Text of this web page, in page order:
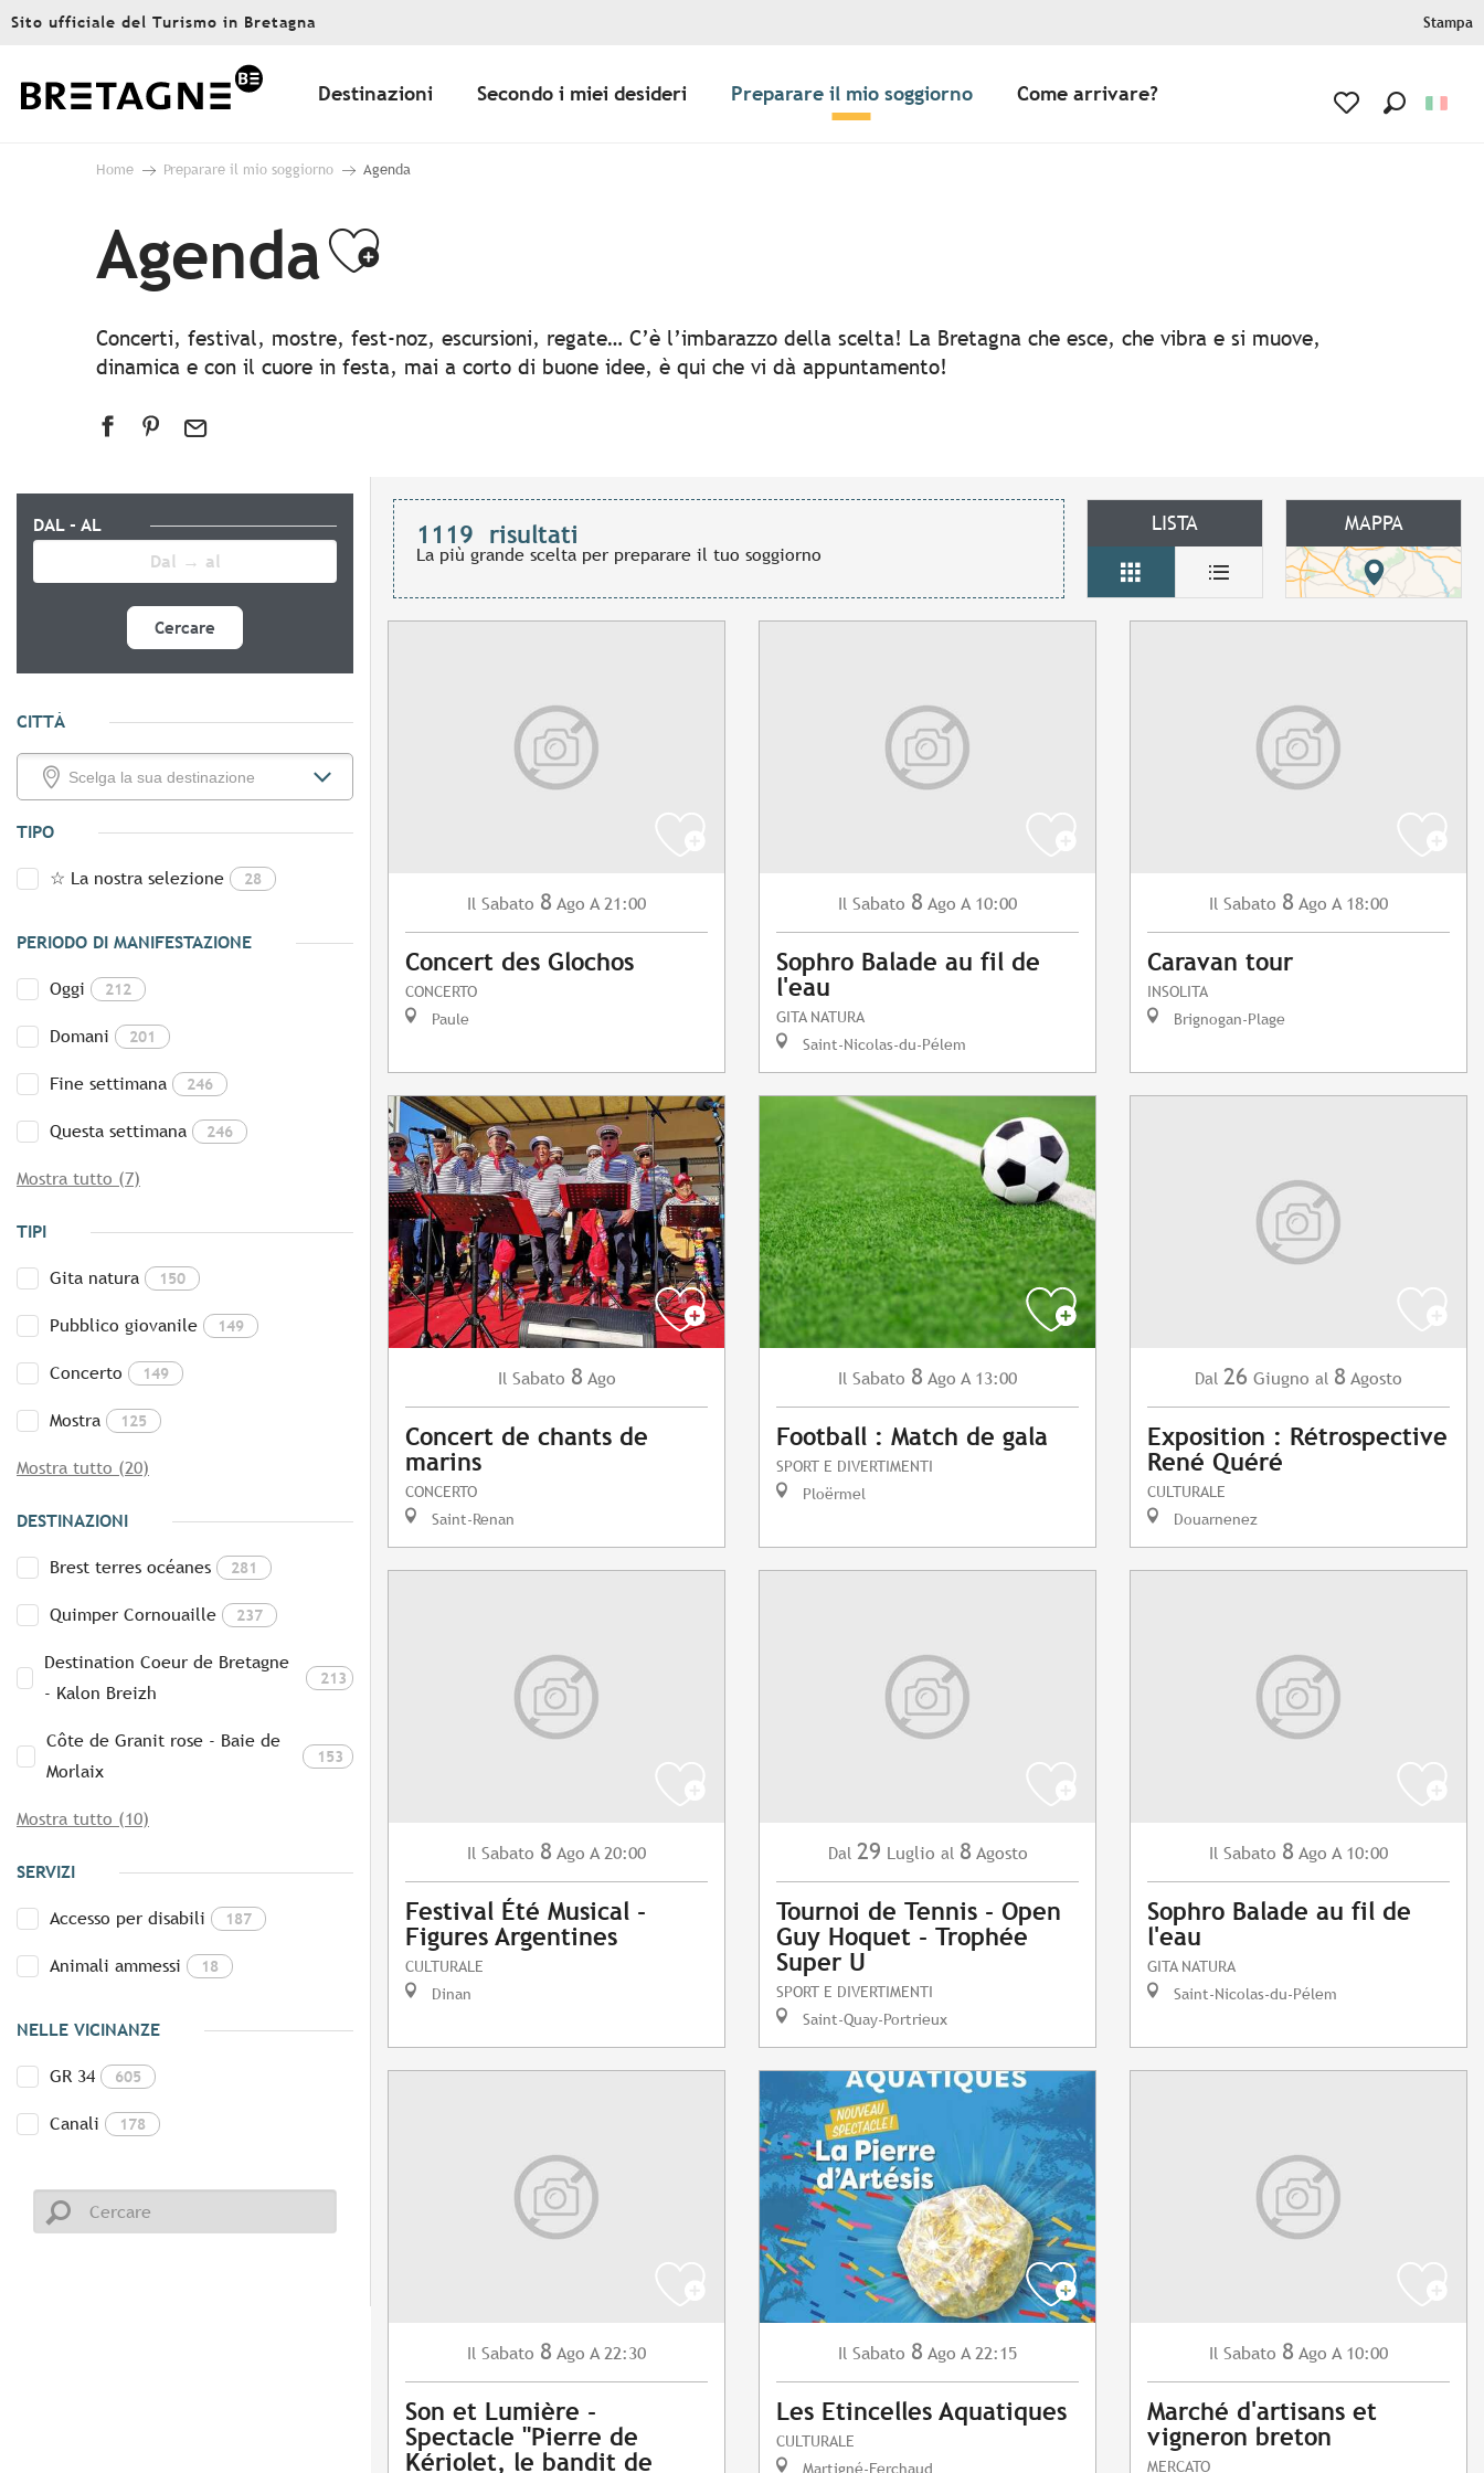
Aller
principal
Sito ufficiale del Turismo in Bretagna Stampa
Destinazioni Secondo i miei desideri Preparare il mio soggiorno Come arrivare?
Home Preparare il mio soggiorno Agenda
AgendaAjouter aux favoris
Concerti, festival, mostre, fest-noz, escursioni, regate… C’è l’imbarazzo della scelta! La Bretagna che esce, che vibra e si muove,
dinamica e con il cuore in festa, mai a corto di buone idee, è qui che vi dà appuntamento!
DAL - AL
Cercare
CITTÀ
TIPO
☆ La nostra selezione 28
PERIODO DI MANIFESTAZIONE
Oggi 212
Domani 201
Fine settimana 246
Questa settimana 246
Mostra tutto (7)
TIPI
Gita natura 150
Pubblico giovanile 149
Concerto 149
Mostra 125
Mostra tutto (20)
DESTINAZIONI
Brest terres océanes 281
Quimper Cornouaille 237
Destination Coeur de Bretagne
- Kalon Breizh
213
Côte de Granit rose - Baie de
Morlaix
153
Mostra tutto (10)
SERVIZI
Accesso per disabili 187
Animali ammessi 18
NELLE VICINANZE
GR 34 605
Canali 178
1119 risultati
La più grande scelta per preparare il tuo soggiorno
LISTA MAPPA
Il Sabato 8 Ago A 21:00
Concert des Glochos
CONCERTO
Paule
Il Sabato 8 Ago A 10:00
Sophro Balade au fil de
l'eau
GITA NATURA
Saint-Nicolas-du-Pélem
Il Sabato 8 Ago A 18:00
Caravan tour
INSOLITA
Brignogan-Plage
Il Sabato 8 Ago
Concert de chants de
marins
CONCERTO
Saint-Renan
Il Sabato 8 Ago A 13:00
Football : Match de gala
SPORT E DIVERTIMENTI
Ploërmel
Dal 26 Giugno al 8 Agosto
Exposition : Rétrospective
René Quéré
CULTURALE
Douarnenez
Il Sabato 8 Ago A 20:00
Festival Été Musical -
Figures Argentines
CULTURALE
Dinan
Dal 29 Luglio al 8 Agosto
Tournoi de Tennis - Open
Guy Hoquet - Trophée
Super U
SPORT E DIVERTIMENTI
Saint-Quay-Portrieux
Il Sabato 8 Ago A 10:00
Sophro Balade au fil de
l'eau
GITA NATURA
Saint-Nicolas-du-Pélem
Il Sabato 8 Ago A 22:30
Son et Lumière -
Spectacle "Pierre de
Kériolet, le bandit de
Il Sabato 8 Ago A 22:15
Les Etincelles Aquatiques
CULTURALE
Martigné-Ferchaud
Il Sabato 8 Ago A 10:00
Marché d'artisans et
vigneron breton
MERCATO